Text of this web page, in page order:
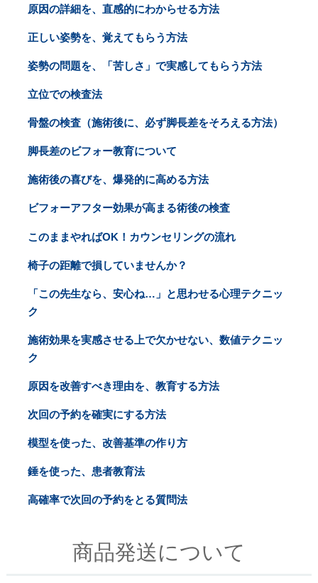
原因の詳細を、直感的にわからせる方法
正しい姿勢を、覚えてもらう方法
姿勢の問題を、「苦しさ」で実感してもらう方法
立位での検査法
骨盤の検査（施術後に、必ず脚長差をそろえる方法）
脚長差のビフォー教育について
施術後の喜びを、爆発的に高める方法
ビフォーアフター効果が高まる術後の検査
このままやればOK！カウンセリングの流れ
椅子の距離で損していませんか？
「この先生なら、安心ね…」と思わせる心理テクニッ
ク
施術効果を実感させる上で欠かせない、数値テクニッ
ク
原因を改善すべき理由を、教育する方法
次回の予約を確実にする方法
模型を使った、改善基準の作り方
錘を使った、患者教育法
高確率で次回の予約をとる質問法
商品発送について